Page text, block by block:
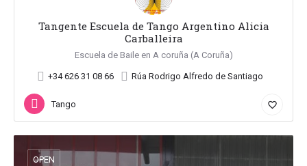
Tangente Escuela de Tango Argentino Alicia
Carballeira
Escuela de Baile en A coruña (A Coruña)
+34 626 31 08 66 Rúa Rodrigo Alfredo de Santiago
Tango favorite_border
OPEN